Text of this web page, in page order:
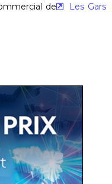
de
Les Gars